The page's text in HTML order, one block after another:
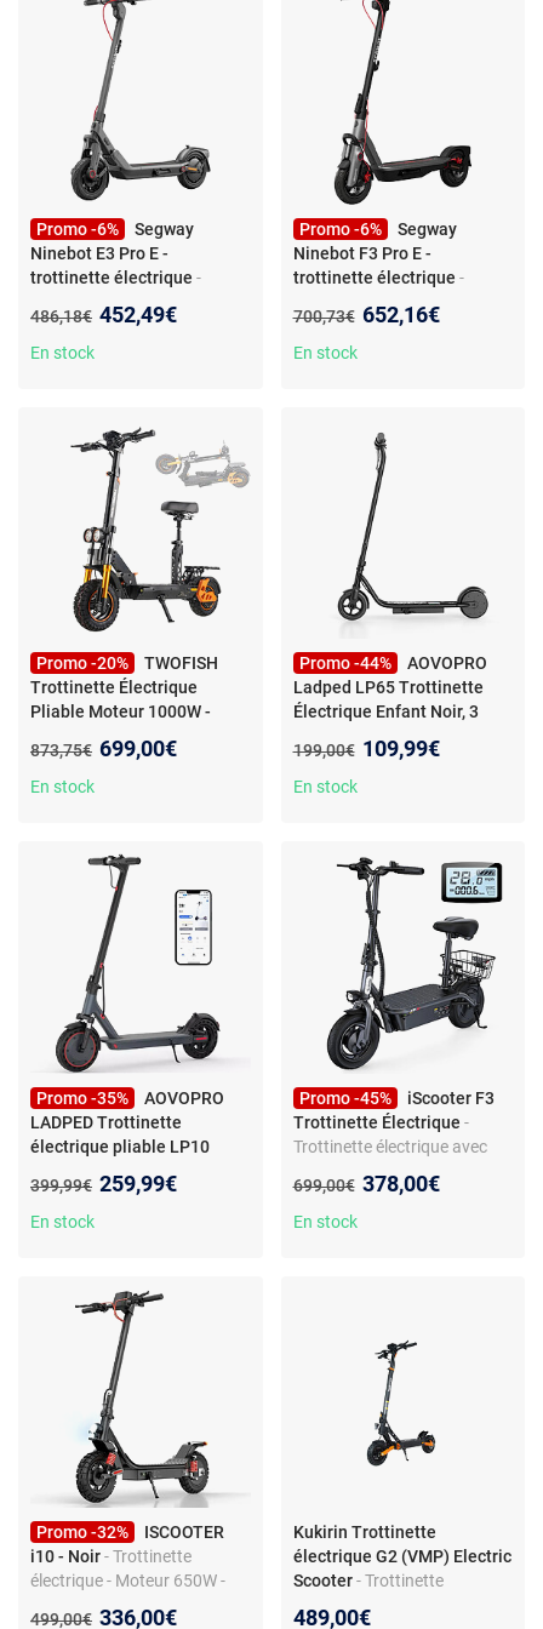
Promo -6%
Segway
Ninebot E3 Pro E -
trottinette électrique -
Ninebot E3 Pro E 400 W Noir
Et Gris
Ancien prix :
486,18€ Nouveau prix :
452,49€
En stock
Promo -6%
Segway
Ninebot F3 Pro E -
trottinette électrique -
SEGWAY - F3 Pro E - 1200 W -
10
Ancien prix :
700,73€ Nouveau prix :
652,16€
En stock
Promo -20%
TWOFISH
Trottinette Électrique
Pliable Moteur 1000W -
- 60 km Autonomie
Ancien prix :
873,75€ Nouveau prix :
699,00€
En stock
Promo -44%
AOVOPRO
Ladped LP65 Trottinette
Électrique Enfant Noir, 3
Pneus 6.5’’,LED M
Ancien prix :
199,00€ Nouveau prix :
109,99€
En stock
Promo -35%
AOVOPRO
LADPED Trottinette
électrique pliable LP10
pouces- 500W - 10.5Ah -
Noir
Ancien prix :
399,99€ Nouveau prix :
259,99€
En stock
Promo -45%
iScooter F3
Trottinette Électrique -
Trottinette électrique avec
55-60km - Batterie 48V 13Ah
- Pneus 10 pouces
Ancien prix :
699,00€ Nouveau prix :
378,00€
En stock
Promo -32%
ISCOOTER
i10 - Noir- Trottinette
électrique - Moteur 650W -
Ancien prix :
499,00€ Nouveau prix :
336,00€
Kukirin Trottinette
électrique G2 (VMP) Electric
Scooter - Trottinette
489,00€